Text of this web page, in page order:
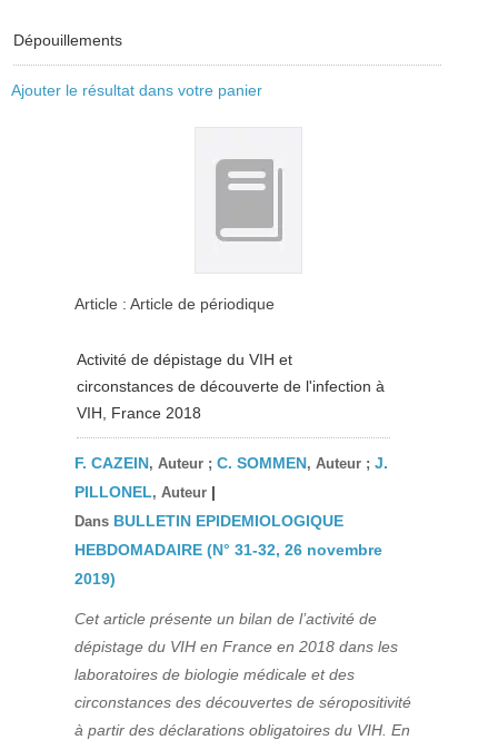
Dépouillements
Ajouter le résultat dans votre panier
Article : Article de périodique
Activité de dépistage du VIH et
circonstances de découverte de l'infection à
VIH, France 2018
F. CAZEIN, Auteur ;C. SOMMEN, Auteur ;J.
PILLONEL, Auteur |
Dans BULLETIN EPIDEMIOLOGIQUE
HEBDOMADAIRE (N° 31-32, 26 novembre
2019)
Cet article présente un bilan de l’activité de
dépistage du VIH en France en 2018 dans les
laboratoires de biologie médicale et des
circonstances des découvertes de séropositivité
à partir des déclarations obligatoires du VIH. En